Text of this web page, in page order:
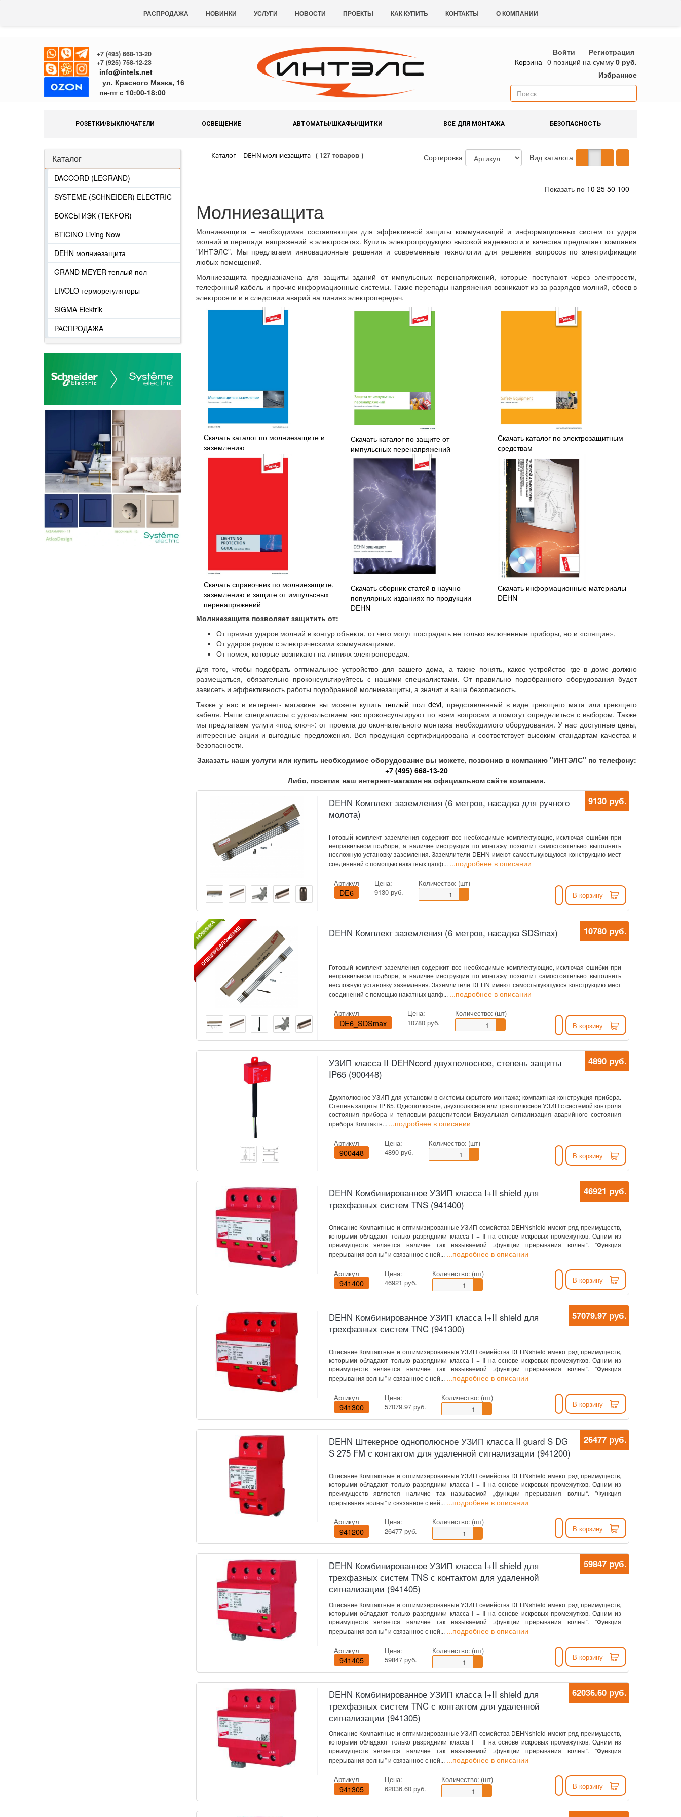
РАСПРОДАЖА НОВИНКИ УСЛУГИ НОВОСТИ ПРОЕКТЫ КАК КУПИТЬ КОНТАКТЫ О КОМПАНИИ
+7 (495) 668-13-20
+7 (925) 758-12-23
info@intels.net
ул. Красного Маяка, 16
пн-пт с 10:00-18:00
Войти
Регистрация
Корзина 0 позиций на сумму 0 руб.
Избранное
РОЗЕТКИ/ВЫКЛЮЧАТЕЛИ ОСВЕЩЕНИЕ АВТОМАТЫ/ШКАФЫ/ЩИТКИ ВСЕ ДЛЯ МОНТАЖА БЕЗОПАСНОСТЬ
Каталог
DACCORD (LEGRAND)
SYSTEME (SCHNEIDER) ELECTRIC
БОКСЫ ИЭК (TEKFOR)
BTICINO Living Now
DEHN молниезащита
GRAND MEYER теплый пол
LIVOLO терморегуляторы
SIGMA Elektrik
РАСПРОДАЖА
Каталог DEHN молниезащита ( 127 товаров ) Bид каталога
Сортировка
Показать по 10 25 50 100
Молниезащита
Молниезащита – необходимая составляющая для эффективной защиты коммуникаций и информационных систем от удара
молний и перепада напряжений в электросетях. Купить электропродукцию высокой надежности и качества предлагает компания
"ИНТЭЛС". Мы предлагаем инновационные решения и современные технологии для решения вопросов по электрификации
любых помещений.
Молниезащита предназначена для защиты зданий от импульсных перенапряжений, которые поступают через электросети,
телефонный кабель и прочие информационные системы. Такие перепады напряжения возникают из-за разрядов молний, сбоев в
электросети и в следствии аварий на линиях электропередач.
Скачать каталог по молниезащите и
заземлению
Скачать каталог по защите от
импульсных перенапряжений
Скачать каталог по электрозащитным
средствам
Скачать справочник по молниезащите,
заземлению и защите от импульсных
перенапряжений
Скачать cборник статей в научно
популярных изданиях по продукции
DEHN
Скачать информационные материалы
DEHN
Молниезащита позволяет защитить от:
От прямых ударов молний в контур объекта, от чего могут пострадать не только включенные приборы, но и «спящие»,
От ударов рядом с электрическими коммуникациями,
От помех, которые возникают на линиях электропередач.
Для того, чтобы подобрать оптимальное устройство для вашего дома, а также понять, какое устройство где в доме должно
размещаться, обязательно проконсультируйтесь с нашими специалистами. От правильно подобранного оборудования будет
зависеть и эффективность работы подобранной молниезащиты, а значит и ваша безопасность.
Также у нас в интернет- магазине вы можете купить теплый пол devi, представленный в виде греющего мата или греющего
кабеля. Наши специалисты с удовольствием вас проконсультируют по всем вопросам и помогут определиться с выбором. Также
мы предлагаем услуги «под ключ»: от проекта до окончательного монтажа необходимого оборудования. У нас доступные цены,
интересные акции и выгодные предложения. Вся продукция сертифицирована и соответствует высоким стандартам качества и
безопасности.
Заказать наши услуги или купить необходимое оборудование вы можете, позвонив в компанию "ИНТЭЛС" по телефону:
+7 (495) 668-13-20
Либо, посетив наш интернет-магазин на официальном сайте компании.
9130 руб.
DEHN Комплект заземления (6 метров, насадка для ручного
молота)
Готовый комплект заземления содержит все необходимые комплектующие, исключая ошибки при
неправильном подборе, а наличие инструкции по монтажу позволит самостоятельно выполнить
несложную установку заземления. Заземлители DEHN имеют самостыкующуюся конструкцию мест
соединений с помощью накатных цапф... ...подробнее в описании
Артикул
DE6
Цена:
9130 руб.
Количество: (шт)
В корзину
НОВИНКА
CПЕЦПРЕДЛОЖЕНИЕ 10780 руб.
DEHN Комплект заземления (6 метров, насадка SDSmax)
Готовый комплект заземления содержит все необходимые комплектующие, исключая ошибки при
неправильном подборе, а наличие инструкции по монтажу позволит самостоятельно выполнить
несложную установку заземления. Заземлители DEHN имеют самостыкующуюся конструкцию мест
соединений с помощью накатных цапф... ...подробнее в описании
Артикул
DE6_SDSmax
Цена:
10780 руб.
Количество: (шт)
В корзину
4890 руб.
УЗИП класса II DEHNcord двухполюсное, степень защиты
IP65 (900448)
Двухполюсное УЗИП для установки в системы скрытого монтажа; компактная конструкция прибора.
Степень защиты IP 65. Однополюсное, двухполюсное или трехполюсное УЗИП с системой контроля
состояния прибора и тепловым расцепителем Визуальная сигнализация аварийного состояния
прибора Компактн... ...подробнее в описании
Артикул
900448
Цена:
4890 руб.
Количество: (шт)
В корзину
46921 руб.
DEHN Комбинированное УЗИП класса I+II shield для
трехфазных систем TNS (941400)
Описание Компактные и оптимизированные УЗИП семейства DEHNshield имеют ряд преимуществ,
которыми обладают только разрядники класса I + II на основе искровых промежутков. Одним из
преимуществ является наличие так называемой „функции прерывания волны“. ”Функция
прерывания волны” и связанное с ней... ...подробнее в описании
Артикул
941400
Цена:
46921 руб.
Количество: (шт)
В корзину
57079.97 руб.
DEHN Комбинированное УЗИП класса I+II shield для
трехфазных систем TNC (941300)
Описание Компактные и оптимизированные УЗИП семейства DEHNshield имеют ряд преимуществ,
которыми обладают только разрядники класса I + II на основе искровых промежутков. Одним из
преимуществ является наличие так называемой „функции прерывания волны“. ”Функция
прерывания волны” и связанное с ней... ...подробнее в описании
Артикул
941300
Цена:
57079.97 руб.
Количество: (шт)
В корзину
26477 руб.
DEHN Штекерное однополюсное УЗИП класса II guard S DG
S 275 FM с контактом для удаленной сигнализации (941200)
Описание Компактные и оптимизированные УЗИП семейства DEHNshield имеют ряд преимуществ,
которыми обладают только разрядники класса I + II на основе искровых промежутков. Одним из
преимуществ является наличие так называемой „функции прерывания волны“. ”Функция
прерывания волны” и связанное с ней... ...подробнее в описании
Артикул
941200
Цена:
26477 руб.
Количество: (шт)
В корзину
59847 руб.
DEHN Комбинированное УЗИП класса I+II shield для
трехфазных систем TNS с контактом для удаленной
сигнализации (941405)
Описание Компактные и оптимизированные УЗИП семейства DEHNshield имеют ряд преимуществ,
которыми обладают только разрядники класса I + II на основе искровых промежутков. Одним из
преимуществ является наличие так называемой „функции прерывания волны“. ”Функция
прерывания волны” и связанное с ней... ...подробнее в описании
Артикул
941405
Цена:
59847 руб.
Количество: (шт)
В корзину
62036.60 руб.
DEHN Комбинированное УЗИП класса I+II shield для
трехфазных систем TNC с контактом для удаленной
сигнализации (941305)
Описание Компактные и оптимизированные УЗИП семейства DEHNshield имеют ряд преимуществ,
которыми обладают только разрядники класса I + II на основе искровых промежутков. Одним из
преимуществ является наличие так называемой „функции прерывания волны“. ”Функция
прерывания волны” и связанное с ней... ...подробнее в описании
Артикул
941305
Цена:
62036.60 руб.
Количество: (шт)
В корзину